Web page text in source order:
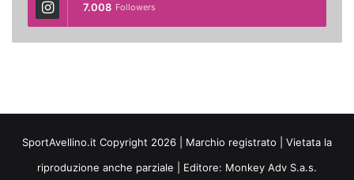
7.008 Followers
SportAvellino.it Copyright 2026 | Marchio registrato | Vietata la
riproduzione anche parziale | Editore: Monkey Adv S.a.s.